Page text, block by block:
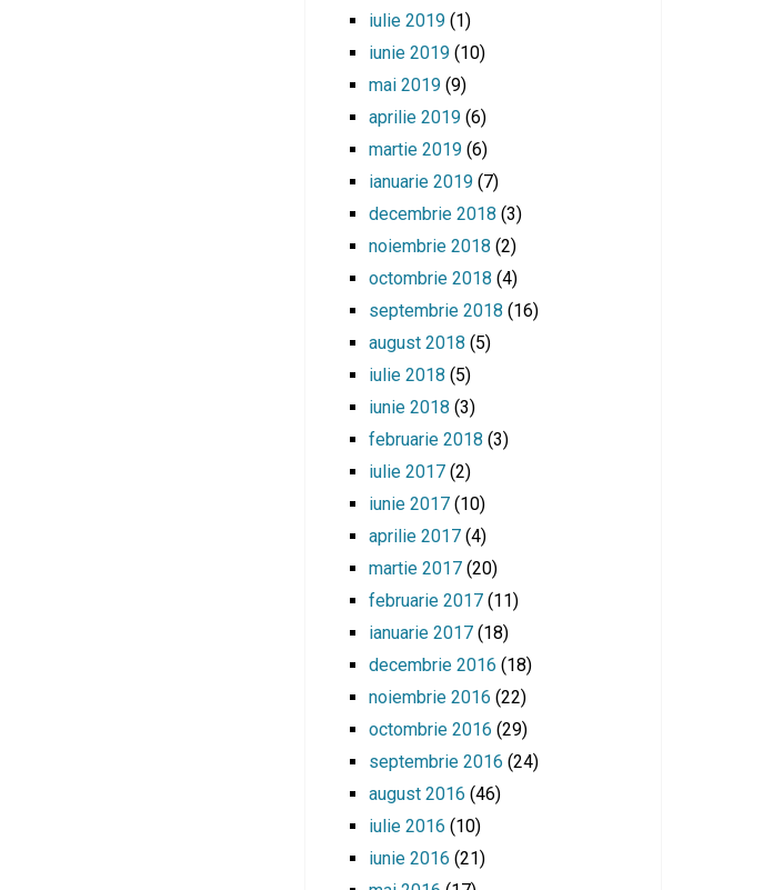
iulie 2019 (1)
iunie 2019 (10)
mai 2019 (9)
aprilie 2019 (6)
martie 2019 (6)
ianuarie 2019 (7)
decembrie 2018 (3)
noiembrie 2018 (2)
octombrie 2018 (4)
septembrie 2018 (16)
august 2018 (5)
iulie 2018 (5)
iunie 2018 (3)
februarie 2018 (3)
iulie 2017 (2)
iunie 2017 (10)
aprilie 2017 (4)
martie 2017 (20)
februarie 2017 (11)
ianuarie 2017 (18)
decembrie 2016 (18)
noiembrie 2016 (22)
octombrie 2016 (29)
septembrie 2016 (24)
august 2016 (46)
iulie 2016 (10)
iunie 2016 (21)